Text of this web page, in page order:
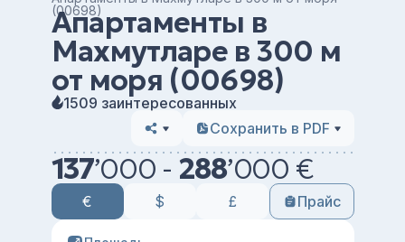
(00698)
Апартаменты в
Махмутларе в 300 м
от моря (00698)
1509 заинтересованных
Сохранить в PDF
137’000 - 288’000 €
€ $ £ Прайс